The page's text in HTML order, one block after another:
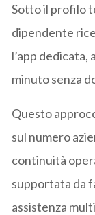
Sotto il profilo
dipendente
l’app
minuto senza
Questo
sul numero
continuità
supportata da
assistenza